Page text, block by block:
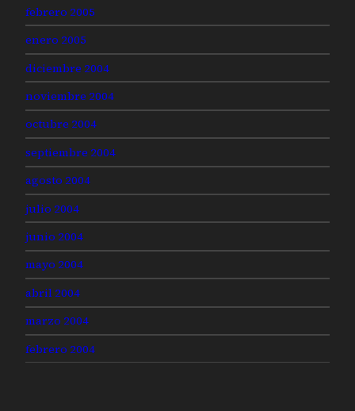
febrero 2005
enero 2005
diciembre 2004
noviembre 2004
octubre 2004
septiembre 2004
agosto 2004
julio 2004
junio 2004
mayo 2004
abril 2004
marzo 2004
febrero 2004